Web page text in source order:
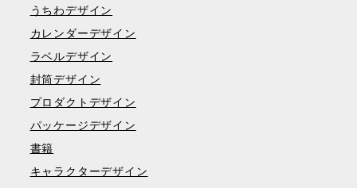
うちわデザイン
カレンダーデザイン
ラベルデザイン
封筒デザイン
プロダクトデザイン
パッケージデザイン
書籍
キャラクターデザイン